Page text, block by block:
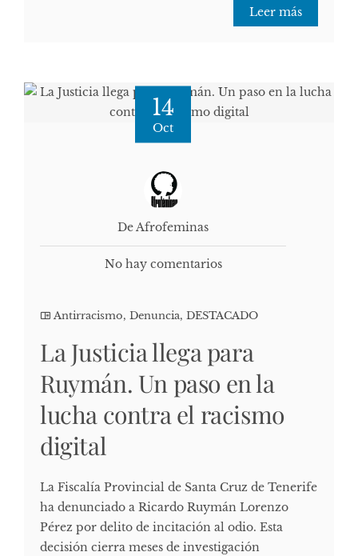
Leer más
14
Oct
De Afrofeminas
No hay comentarios
Antirracismo, Denuncia, DESTACADO
La Justicia llega para
Ruymán. Un paso en la
lucha contra el racismo
digital
La Fiscalía Provincial de Santa Cruz de Tenerife
ha denunciado a Ricardo Ruymán Lorenzo
Pérez por delito de incitación al odio. Esta
decisión cierra meses de investigación